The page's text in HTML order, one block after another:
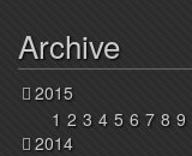
Archive
2015
1 2 3 4 5 6 7 8 9
2014